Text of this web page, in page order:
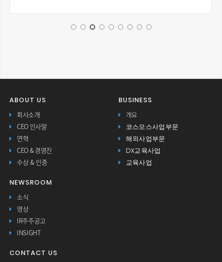
ABOUT US
회사소개
CEO 인사말
연혁
CEO & 경영진
수상 & 인증
BUSINESS
개요
코스모스사업부문
해외사업부문
DX교육사업
교육사업
NEWSROOM
소식
영상
IR주주공고
INSIGHT
CONTACT US